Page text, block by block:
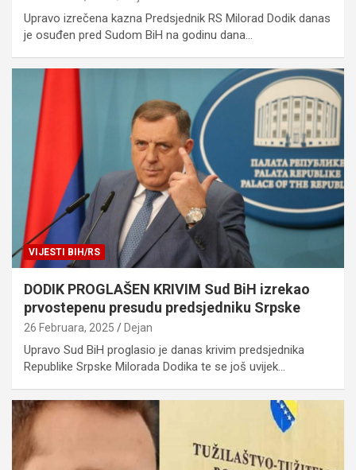
Upravo izrečena kazna Predsjednik RS Milorad Dodik danas
je osuđen pred Sudom BiH na godinu dana…
VIJESTI BIH/RS
DODIK PROGLAŠEN KRIVIM Sud BiH izrekao
prvostepenu presudu predsjedniku Srpske
26 Februara, 2025 Dejan
Upravo Sud BiH proglasio je danas krivim predsjednika
Republike Srpske Milorada Dodika te se još uvijek…